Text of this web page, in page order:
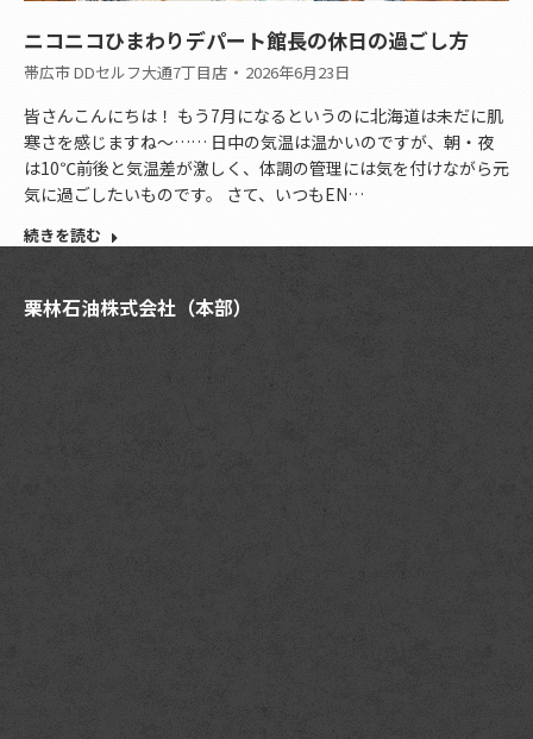
ニコニコひまわりデパート館長の休日の過ごし方
帯広市 DDセルフ大通7丁目店 2026年6月23日
皆さんこんにちは！ もう7月になるというのに北海道は未だに肌
寒さを感じますね～…… 日中の気温は温かいのですが、朝・夜
は10℃前後と気温差が激しく、体調の管理には気を付けながら元
気に過ごしたいものです。 さて、いつもEN…
続きを読む
栗林石油株式会社（本部）